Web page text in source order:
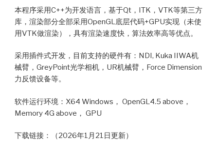
本程序采用C++为开发语言，基于Qt，ITK，VTK等第三方
库，渲染部分全部采用OpenGL底层代码+GPU实现（未使
用VTK做渲染），具有渲染速度快，算法效率高等优点。
采用插件式开发，目前支持的硬件有：NDI, Kuka IIWA机
械臂，GreyPoint光学相机，UR机械臂，Force Dimension
力反馈设备等。
软件运行环境：X64 Windows， OpenGL4.5 above，
Memory 4G above， GPU
下载链接：（2026年1月21日更新）